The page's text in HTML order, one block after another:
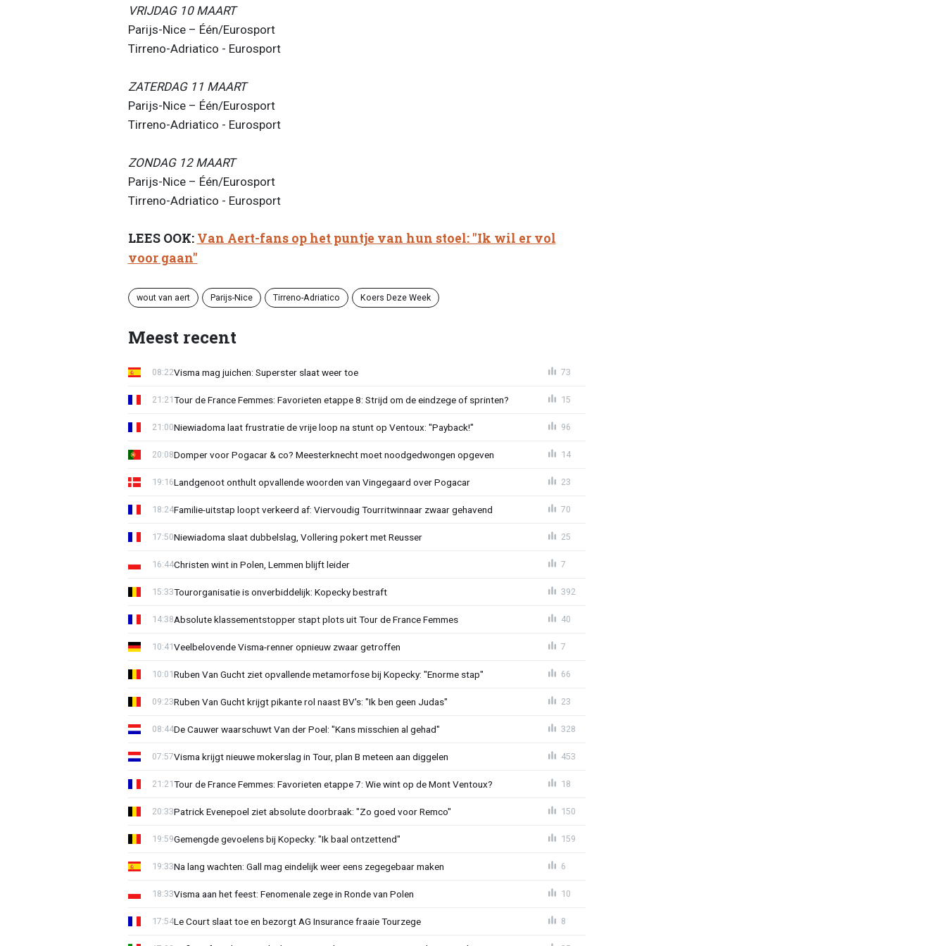
VRIJDAG 10 MAART
Parijs-Nice – Één/Eurosport
Tirreno-Adriatico - Eurosport
ZATERDAG 11 MAART
Parijs-Nice – Één/Eurosport
Tirreno-Adriatico - Eurosport
ZONDAG 12 MAART
Parijs-Nice – Één/Eurosport
Tirreno-Adriatico - Eurosport
LEES OOK: Van Aert-fans op het puntje van hun stoel: "Ik wil er vol
voor gaan"
wout van aert Parijs-Nice Tirreno-Adriatico Koers Deze Week
Meest recent
Visma mag juichen: Superster slaat weer toe
08:22 73
Tour de France Femmes: Favorieten etappe 8: Strijd om de eindzege of sprinten?
21:21 15
Niewiadoma laat frustratie de vrije loop na stunt op Ventoux: "Payback!"
21:00 96
Domper voor Pogacar & co? Meesterknecht moet noodgedwongen opgeven
20:08 14
Landgenoot onthult opvallende woorden van Vingegaard over Pogacar
19:16 23
Familie-uitstap loopt verkeerd af: Viervoudig Tourritwinnaar zwaar gehavend
18:24 70
Niewiadoma slaat dubbelslag, Vollering pokert met Reusser
17:50 25
Christen wint in Polen, Lemmen blijft leider
16:44 7
Tourorganisatie is onverbiddelijk: Kopecky bestraft
15:33 392
Absolute klassementstopper stapt plots uit Tour de France Femmes
14:38 40
Veelbelovende Visma-renner opnieuw zwaar getroffen
10:41 7
Ruben Van Gucht ziet opvallende metamorfose bij Kopecky: "Enorme stap"
10:01 66
Ruben Van Gucht krijgt pikante rol naast BV's: "Ik ben geen Judas"
09:23 23
De Cauwer waarschuwt Van der Poel: "Kans misschien al gehad"
08:44 328
Visma krijgt nieuwe mokerslag in Tour, plan B meteen aan diggelen
07:57 453
Tour de France Femmes: Favorieten etappe 7: Wie wint op de Mont Ventoux?
21:21 18
Patrick Evenepoel ziet absolute doorbraak: "Zo goed voor Remco"
20:33 150
Gemengde gevoelens bij Kopecky: "Ik baal ontzettend"
19:59 159
Na lang wachten: Gall mag eindelijk weer eens zegegebaar maken
19:33 6
Visma aan het feest: Fenomenale zege in Ronde van Polen
18:33 10
Le Court slaat toe en bezorgt AG Insurance fraaie Tourzege
17:54 8